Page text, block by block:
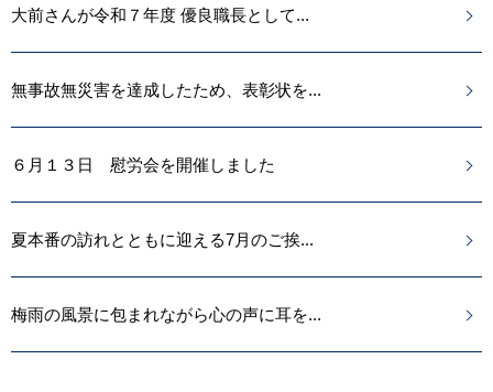
大前さんが令和７年度 優良職長として...
無事故無災害を達成したため、表彰状を...
６月１３日 慰労会を開催しました
夏本番の訪れとともに迎える7月のご挨...
梅雨の風景に包まれながら心の声に耳を...